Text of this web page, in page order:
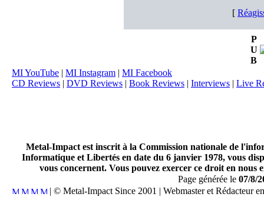
[
P
U
B
MI YouTube | MI Instagram | MI Facebook
CD Reviews | DVD Reviews | Book Reviews | Interviews | Live
Metal-Impact est inscrit à la Commission nationale de
Informatique et Libertés en date du 6 janvier 1978, vous
vous concernent. Vous pouvez exercer ce droit en
Page générée le 07/8/
| © Metal-Impact Since 2001 | Webmaster et Rédacteur